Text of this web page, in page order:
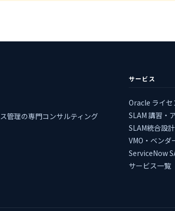
管理の専門コンサルティング
サービス
Oracle ライ
SLAM 講習・
SLAM統合設
VMO・ベンダ
ServiceNow
サービス一覧